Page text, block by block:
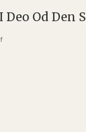
Od Den